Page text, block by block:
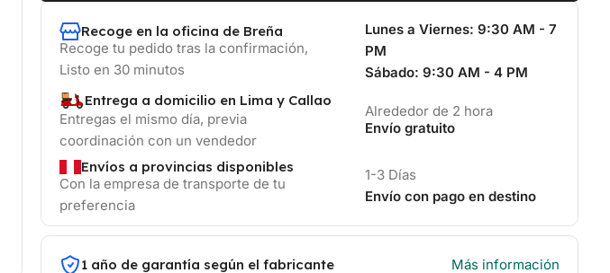
Recoge en la oficina de Breña
Recoge tu pedido tras la confirmación,
Listo en 30 minutos
Lunes a Viernes: 9:30 AM - 7
PM
Sábado: 9:30 AM - 4 PM
Entrega a domicilio en Lima y Callao
Entregas el mismo día, previa
coordinación con un vendedor
Alrededor de 2 hora
Envío gratuito
Envíos a provincias disponibles
Con la empresa de transporte de tu
preferencia
1-3 Días
Envío con pago en destino
1 año de garantía según el fabricante
Más información